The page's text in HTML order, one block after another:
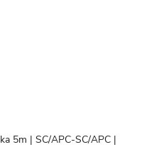
5m | SC/APC-SC/APC |